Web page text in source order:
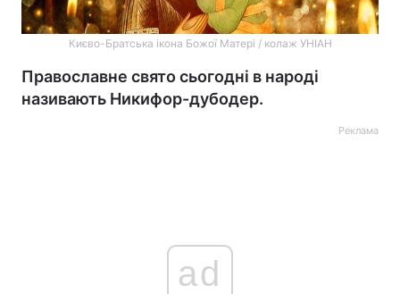
Києво-Братська ікона Божої Матері / колаж УНІАН
Православне свято сьогодні в народі
називають Никифор-дубодер.
Реклама
ad